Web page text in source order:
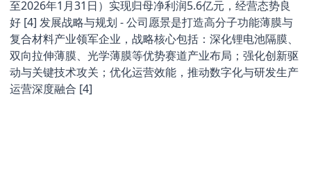
至2026年1月31日）实现归母净利润5.6亿元，经营态势良
好 [4] 发展战略与规划 - 公司愿景是打造高分子功能薄膜与
复合材料产业领军企业，战略核心包括：深化锂电池隔膜、
双向拉伸薄膜、光学薄膜等优势赛道产业布局；强化创新驱
动与关键技术攻关；优化运营效能，推动数字化与研发生产
运营深度融合 [4]